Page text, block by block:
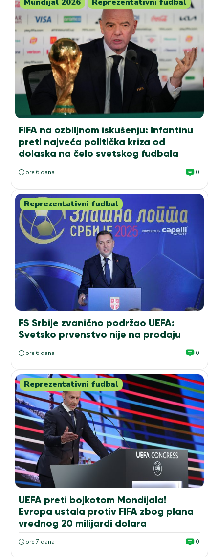
Mundijal 2026 Reprezentativni fudbal
FIFA na ozbiljnom iskušenju: Infantinu
preti najveća politička kriza od
dolaska na čelo svetskog fudbala
pre 6 dana 0
Reprezentativni fudbal
FS Srbije zvanično podržao UEFA:
Svetsko prvenstvo nije na prodaju
pre 6 dana 0
Reprezentativni fudbal
UEFA preti bojkotom Mondijala!
Evropa ustala protiv FIFA zbog plana
vrednog 20 milijardi dolara
pre 7 dana 0